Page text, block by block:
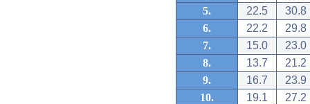
5.
22.5
30.8
6.
22.2
29.8
7.
15.0
23.0
8.
13.7
21.2
9.
16.7
23.9
10.
19.1
27.2